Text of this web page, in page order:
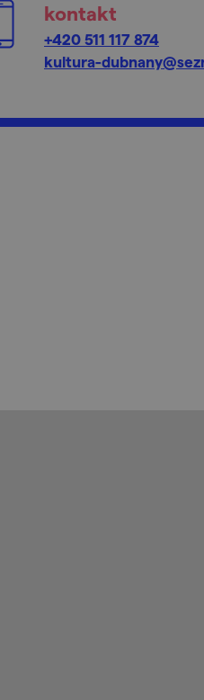
kontakt
+420 511 117 874
kultura-